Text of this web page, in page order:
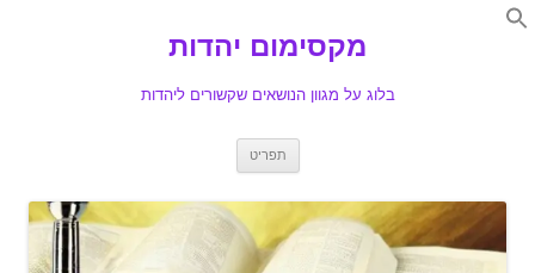
Search
מקסימום יהדות
בלוג על מגוון הנושאים שקשורים ליהדות
תפריט